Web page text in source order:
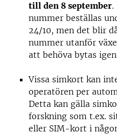
till den 8 september.
nummer beställas
24/10, men det blir
nummer utanför
att behöva bytas
Vissa simkort kan
operatören per
Detta kan gälla
forskning som t.ex.
eller SIM-kort i